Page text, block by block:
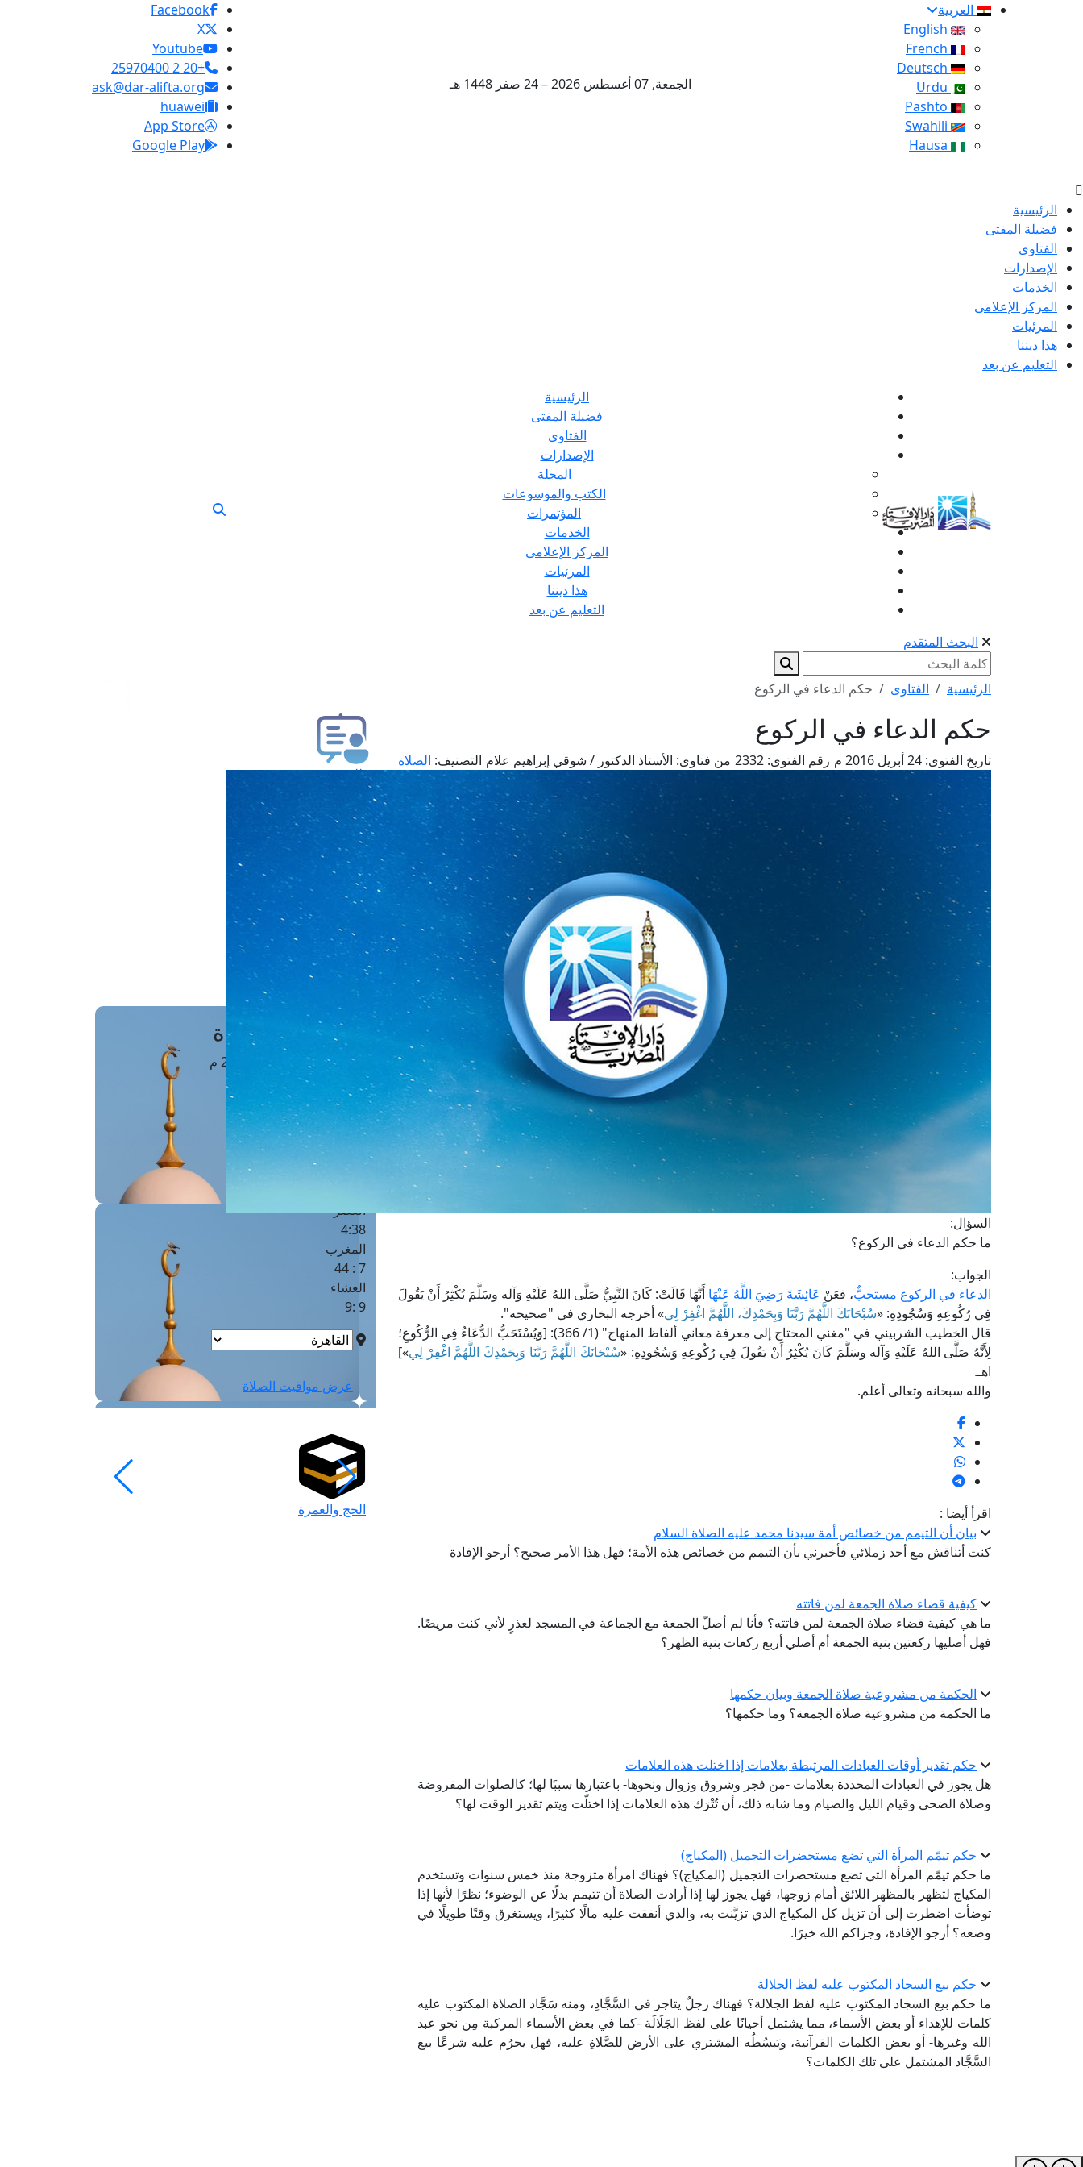
العربية
الجمعة, 07 أغسطس 2026 – 24 صفر 1448 هـ
Facebook
X
Youtube
+20 2 25970400
ask@dar-alifta.org
huawei
App Store
Google Play
الرئيسية
فضيلة المفتى
الفتاوى
الإصدارات
الخدمات
المركز الإعلامى
المرئيات
هذا ديننا
التعليم عن بعد
الرئيسية
فضيلة المفتى
الفتاوى
الإصدارات
المجلة
الكتب والموسوعات
المؤتمرات
الخدمات
المركز الإعلامى
المرئيات
هذا ديننا
التعليم عن بعد
البحث المتقدم
الرئيسية الفتاوى حكم الدعاء في الركوع
حكم الدعاء في الركوع
تاريخ الفتوى: رقم الفتوى: من فتاوى: الأستاذ الدكتور / شوقي إبراهيم علام التصنيف: الصلاة
السؤال:
ما حكم الدعاء في الركوع؟
الجواب:
الدعاء في الركوع مستحبٌّ، فعَنْ عَائِشَةَ رَضِيَ اللَّهُ عَنْهَا أَنَّهَا قَالَتْ: كَانَ النَّبِيُّ صَلَّى اللهُ عَلَيْهِ وَآله وسَلَّمَ يُكْثِرُ أَنْ يَقُولَ
فِي رُكُوعِهِ وَسُجُودِهِ: «سُبْحَانَكَ اللَّهُمَّ رَبَّنَا وَبِحَمْدِكَ، اللَّهُمَّ اغْفِرْ لِي» أخرجه البخاري في "صحيحه".
قال الخطيب الشربيني في "مغني المحتاج إلى معرفة معاني ألفاظ المنهاج" (1/ 366): [وَيُسْتَحَبُّ الدُّعَاءُ فِي الرُّكُوعِ؛
لِأَنَّهُ صَلَّى اللهُ عَلَيْهِ وَآله وسَلَّمَ كَانَ يُكْثِرُ أَنْ يَقُولَ فِي رُكُوعِهِ وَسُجُودِهِ: «سُبْحَانَكَ اللَّهُمَّ رَبَّنَا وَبِحَمْدِكَ اللَّهُمَّ اغْفِرْ لِي»]
اهـ.
والله سبحانه وتعالى أعلم.
اقرأ أيضا :
بيان أن التيمم من خصائص أمة سيدنا محمد عليه الصلاة السلام
كنت أتناقش مع أحد زملائي فأخبرني بأن التيمم من خصائص هذه الأمة؛ فهل هذا الأمر صحيح؟ أرجو الإفادة
كيفية قضاء صلاة الجمعة لمن فاتته
ما هي كيفية قضاء صلاة الجمعة لمن فاتته؟ فأنا لم أصلّ الجمعة مع الجماعة في المسجد لعذرٍ لأني كنت مريضًا.
فهل أصليها ركعتين بنية الجمعة أم أصلي أربع ركعات بنية الظهر؟
الحكمة من مشروعية صلاة الجمعة وبيان حكمها
ما الحكمة من مشروعية صلاة الجمعة؟ وما حكمها؟
حكم تقدير أوقات العبادات المرتبطة بعلامات إذا اختلت هذه العلامات
هل يجوز في العبادات المحددة بعلامات -من فجر وشروق وزوال ونحوها- باعتبارها سببًا لها؛ كالصلوات المفروضة
وصلاة الضحى وقيام الليل والصيام وما شابه ذلك، أن تُتْرَك هذه العلامات إذا اختلّت ويتم تقدير الوقت لها؟
حكم تيمّم المرأة التي تضع مستحضرات التجميل (المكياج)
ما حكم تيمّم المرأة التي تضع مستحضرات التجميل (المكياج)؟ فهناك امرأة متزوجة منذ خمس سنوات وتستخدم
المكياج لتظهر بالمظهر اللائق أمام زوجها، فهل يجوز لها إذا أرادت الصلاة أن تتيمم بدلًا عن الوضوء؛ نظرًا لأنها إذا
توضأت اضطرت إلى أن تزيل كل المكياج الذي تزيَّنت به، والذي أنفقت عليه مالًا كثيرًا، ويستغرق وقتًا طويلًا في
وضعه؟ أرجو الإفادة، وجزاكم الله خيرًا.
حكم بيع السجاد المكتوب عليه لفظ الجلالة
ما حكم بيع السجاد المكتوب عليه لفظ الجلالة؟ فهناك رجلٌ يتاجر في السَّجَّادِ، ومنه سَجَّاد الصلاة المكتوب عليه
كلمات للإهداء أو بعض الأسماء، مما يشتمل أحيانًا على لفظ الجَلَالَة -كما في بعض الأسماء المركبة مِن نحو عبد
الله وغيرها- أو بعض الكلمات القرآنية، ويَبسُطُه المشتري على الأرض للصَّلاةِ عليه، فهل يحرُم عليه شرعًا بيع
السَّجَّاد المشتمل على تلك الكلمات؟
طلب فتوى
استعلام عن فتوى
حجز موعد
الفتوى الهاتفية
مَواقِيتُ الصَّـــلاة
القاهرة · 07 أغسطس 2026 م
الفجر
4 :41
الشروق
العصر
4:38
المغرب
7 : 44
العشاء
9 :9
عرض مواقيت الصلاة
الحج والعمرة